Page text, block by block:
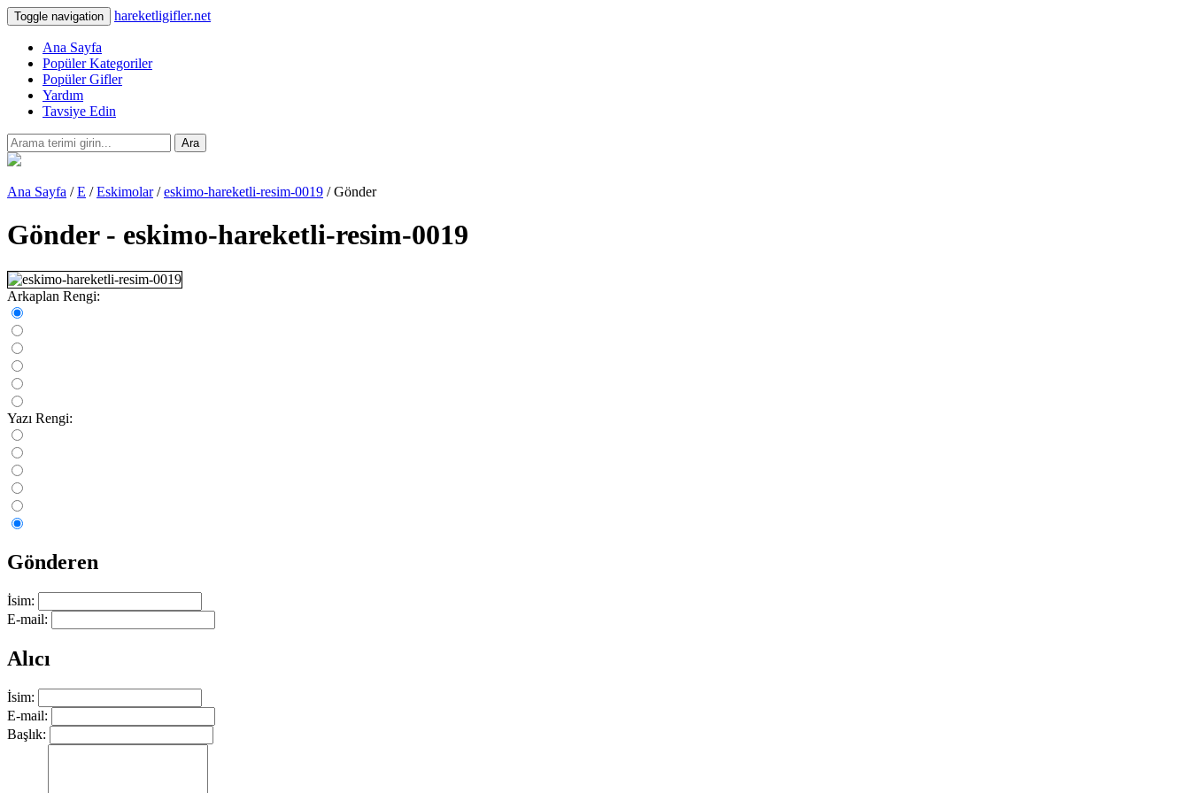
Toggle navigation hareketligifler.net
Ana Sayfa
Popüler Kategoriler
Popüler Gifler
Yardım
Tavsiye Edin
Ara
Ana Sayfa /E /Eskimolar/eskimo-hareketli-resim-0019 / Gönder
Gönder - eskimo-hareketli-resim-0019
Arkaplan Rengi:
Yazı Rengi:
Gönderen
İsim:
E-mail:
Alıcı
İsim:
E-mail:
Başlık: